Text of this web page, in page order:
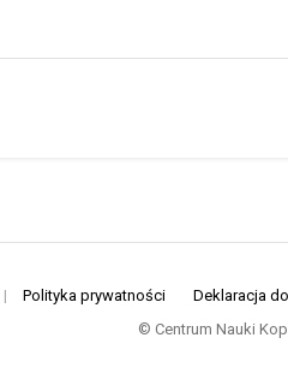
| Polityka prywatności
Deklaracja
© Centrum Nauki